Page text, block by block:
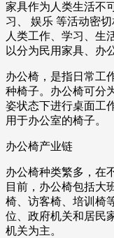
家具作为人类生活不
习、 娱乐 等活动密
人类工作、学习、生
以分为民用家具、办
办公椅，是指日常工
种椅子。办公椅可分
姿状态下进行桌面工
用于办公室的椅子。
办公椅产业链
办公椅种类繁多，在
目前，办公椅包括大
椅、访客椅、培训椅
位、政府机关和居民
机关为主。